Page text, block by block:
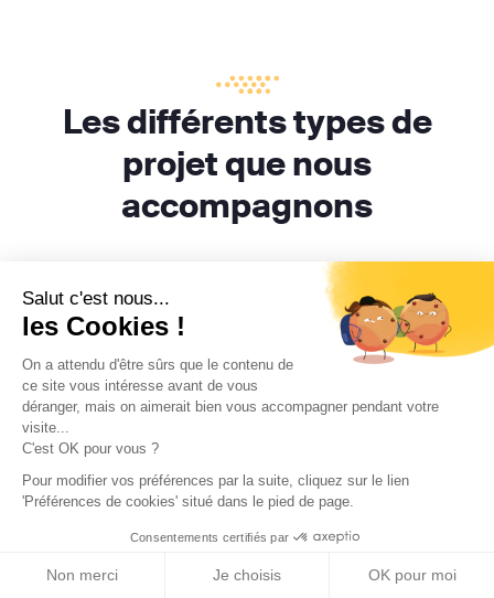
Salut c'est nous...
les Cookies !
On a attendu d'être sûrs que le contenu de
ce site vous intéresse avant de vous
déranger, mais on aimerait bien vous accompagner pendant votre
visite...
C'est OK pour vous ?
Pour modifier vos préférences par la suite, cliquez sur le lien
'Préférences de cookies' situé dans le pied de page.
Consentements certifiés par
Non merci Je choisis OK pour moi
Les différents types de
projet que nous
accompagnons
Vous êtes un particulier ?
Vous êtes un professionnel ?